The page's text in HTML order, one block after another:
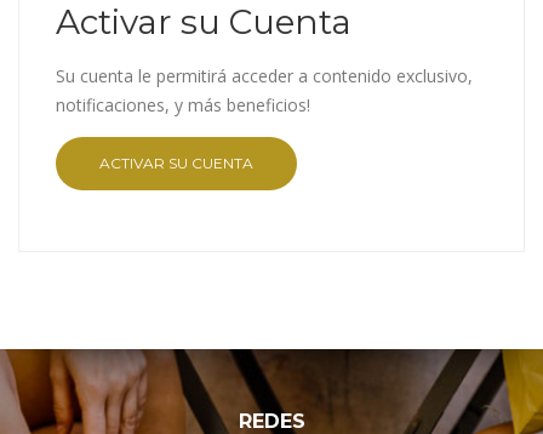
Activar su Cuenta
Su cuenta le permitirá acceder a contenido exclusivo,
notificaciones, y más beneficios!
ACTIVAR SU CUENTA
REDES